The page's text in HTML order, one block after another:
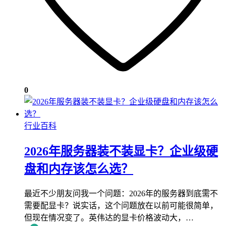
0
行业百科
2026年服务器装不装显卡？企业级硬
盘和内存该怎么选？
最近不少朋友问我一个问题：2026年的服务器到底需不
需要配显卡？说实话，这个问题放在以前可能很简单，
但现在情况变了。英伟达的显卡价格波动大，…